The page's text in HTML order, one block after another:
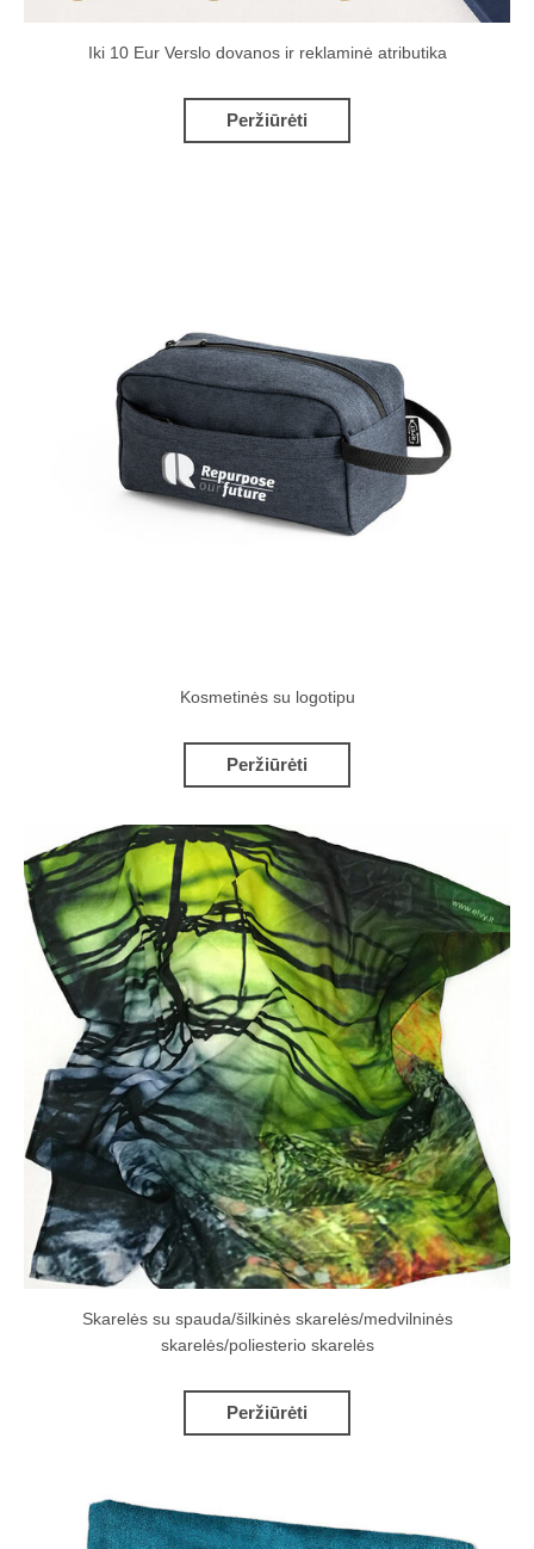
Iki 10 Eur Verslo dovanos ir reklaminė atributika
Peržiūrėti
Kosmetinės su logotipu
Peržiūrėti
Skarelės su spauda/šilkinės skarelės/medvilninės
skarelės/poliesterio skarelės
Peržiūrėti